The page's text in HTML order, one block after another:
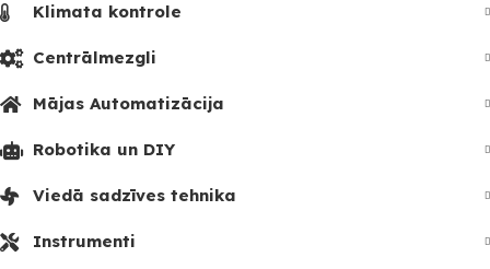
Klimata kontrole
Centrālmezgli
Mājas Automatizācija
Robotika un DIY
Viedā sadzīves tehnika
Instrumenti